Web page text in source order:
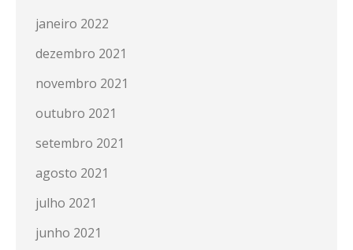
janeiro 2022
dezembro 2021
novembro 2021
outubro 2021
setembro 2021
agosto 2021
julho 2021
junho 2021